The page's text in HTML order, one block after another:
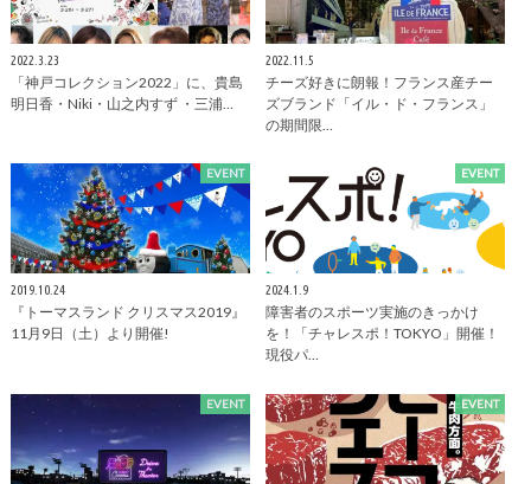
2022.3.23
「神戸コレクション2022」に、貴島
明日香・Niki・山之内すず ・三浦…
2022.11.5
チーズ好きに朗報！フランス産チー
ズブランド「イル・ド・フランス」
の期間限…
EVENT
2019.10.24
『トーマスランド クリスマス2019』
11月9日（土）より開催!
EVENT
2024.1.9
障害者のスポーツ実施のきっかけ
を！「チャレスポ！TOKYO」開催！
現役パ…
EVENT EVENT